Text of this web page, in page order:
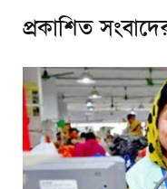
প্রকাশিত